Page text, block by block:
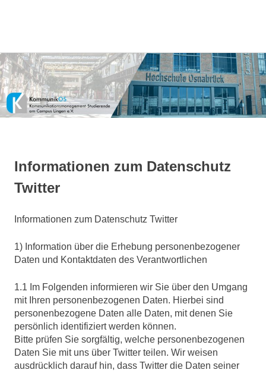
Zum
Inhalt
springen
am
Campus
Lingen
e.V.
Informationen zum Datenschutz
Twitter
Informationen zum Datenschutz Twitter
1) Information über die Erhebung personenbezogener
Daten und Kontaktdaten des Verantwortlichen
1.1 Im Folgenden informieren wir Sie über den Umgang
mit Ihren personenbezogenen Daten. Hierbei sind
personenbezogene Daten alle Daten, mit denen Sie
persönlich identifiziert werden können.
Bitte prüfen Sie sorgfältig, welche personenbezogenen
Daten Sie mit uns über Twitter teilen. Wir weisen
ausdrücklich darauf hin, dass Twitter die Daten seiner